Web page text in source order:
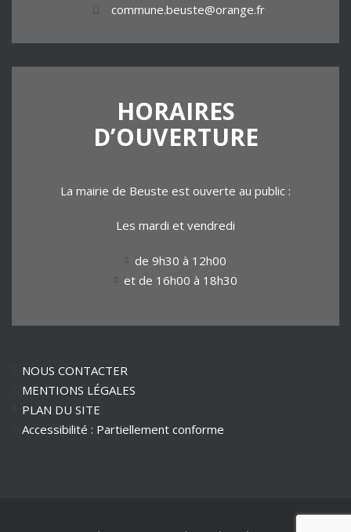
commune.beuste@orange.fr
HORAIRES
D’OUVERTURE
La mairie de Beuste est ouverte au public :
Les mardi et vendredi
de 9h30 à 12h00
et de 16h00 à 18h30
NOUS CONTACTER
MENTIONS LÉGALES
PLAN DU SITE
Accessibilité : Partiellement conforme